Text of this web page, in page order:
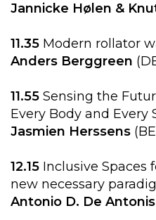
Jannicke Hølen &
11.35 Modern rollator
Anders Berggreen
11.55 Sensing the
Every Body and Every
Jasmien Herssens
12.15 Inclusive Spaces
new necessary
Antonio D. De Antonis